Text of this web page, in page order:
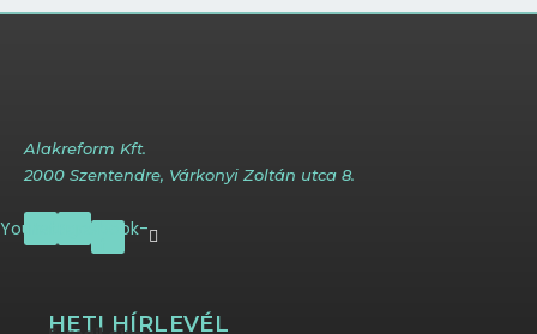
Alakreform Kft.
2000 Szentendre, Várkonyi Zoltán utca 8.
YoutubeInstagramFacebook-
HETI HÍRLEVÉL